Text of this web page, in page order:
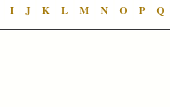
I J K L M N O P Q